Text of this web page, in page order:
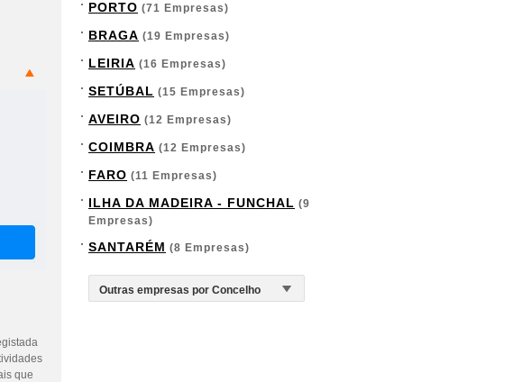
que
PORTO (71 Empresas)
BRAGA (19 Empresas)
LEIRIA (16 Empresas)
SETÚBAL (15 Empresas)
AVEIRO (12 Empresas)
COIMBRA (12 Empresas)
FARO (11 Empresas)
ILHA DA MADEIRA - FUNCHAL (9
Empresas)
SANTARÉM (8 Empresas)